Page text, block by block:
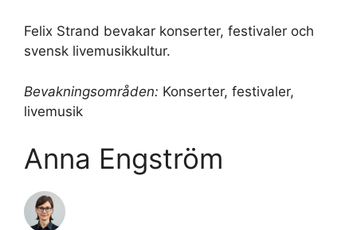
Felix Strand bevakar konserter, festivaler och
svensk livemusikkultur.
Bevakningsområden: Konserter, festivaler,
livemusik
Anna Engström